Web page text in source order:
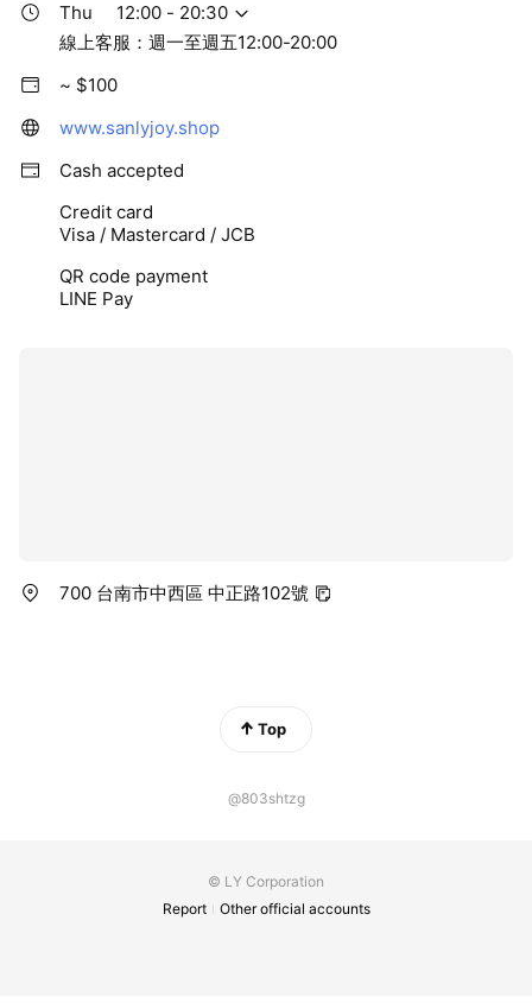
Thu
12:00 - 20:30
線上客服：週一至週五12:00-20:00
~ $100
www.sanlyjoy.shop
Cash accepted
Credit card
Visa / Mastercard / JCB
QR code payment
LINE Pay
700 台南市中西區 中正路102號
Top
@803shtzg
© LY Corporation
Report
Other official accounts